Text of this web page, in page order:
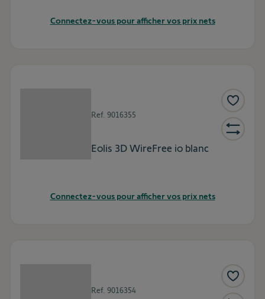
Connectez-vous pour afficher vos prix nets
Ref. 9016355
Eolis 3D WireFree io blanc
Connectez-vous pour afficher vos prix nets
Ref. 9016354